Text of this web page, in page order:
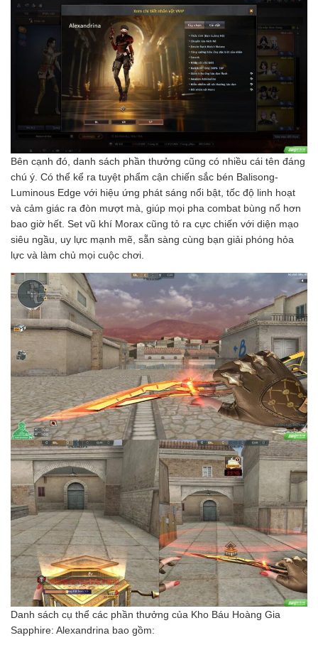
Bên cạnh đó, danh sách phần thưởng cũng có nhiều cái tên đáng
chú ý. Có thể kể ra tuyệt phẩm cận chiến sắc bén Balisong-
Luminous Edge với hiệu ứng phát sáng nổi bật, tốc độ linh hoạt
và cảm giác ra đòn mượt mà, giúp mọi pha combat bùng nổ hơn
bao giờ hết. Set vũ khí Morax cũng tỏ ra cực chiến với diện mạo
siêu ngầu, uy lực mạnh mẽ, sẵn sàng cùng bạn giải phóng hỏa
lực và làm chủ mọi cuộc chơi.
Danh sách cụ thể các phần thưởng của Kho Báu Hoàng Gia
Sapphire: Alexandrina bao gồm: